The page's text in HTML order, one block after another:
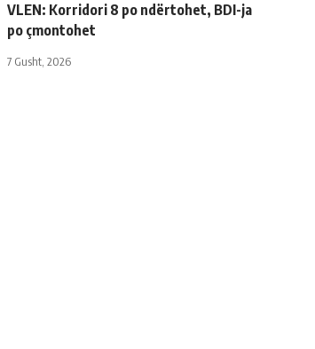
VLEN: Korridori 8 po ndërtohet, BDI-ja
po çmontohet
7 Gusht, 2026